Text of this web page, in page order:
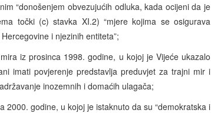
“donošenjem obvezujućih odluka, kada ocijeni da je
točki (c) stavka XI.2) “mjere kojima se osigurava
i njezinih entiteta”;
iz prosinca 1998. godine, u kojoj je Vijeće ukazalo
imati povjerenje predstavlja preduvjet za trajni mir i
inozemnih i domaćih ulagača;
2000. godine, u kojoj je istaknuto da su “demokratska i